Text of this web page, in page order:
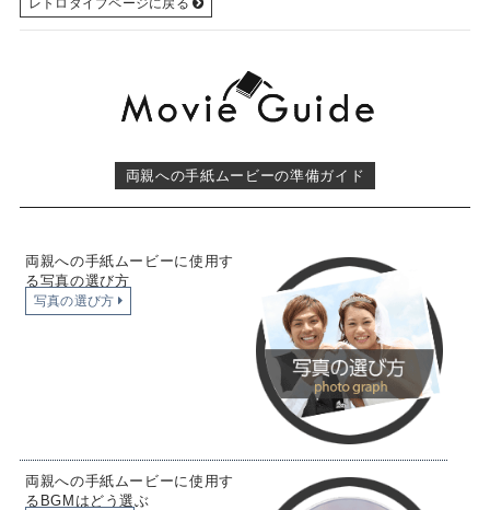
レトロタイプページに戻る
両親への手紙ムービーの準備ガイド
両親への手紙ムービーに使用す
る写真の選び方
写真の選び方
両親への手紙ムービーに使用す
るBGMはどう選ぶ